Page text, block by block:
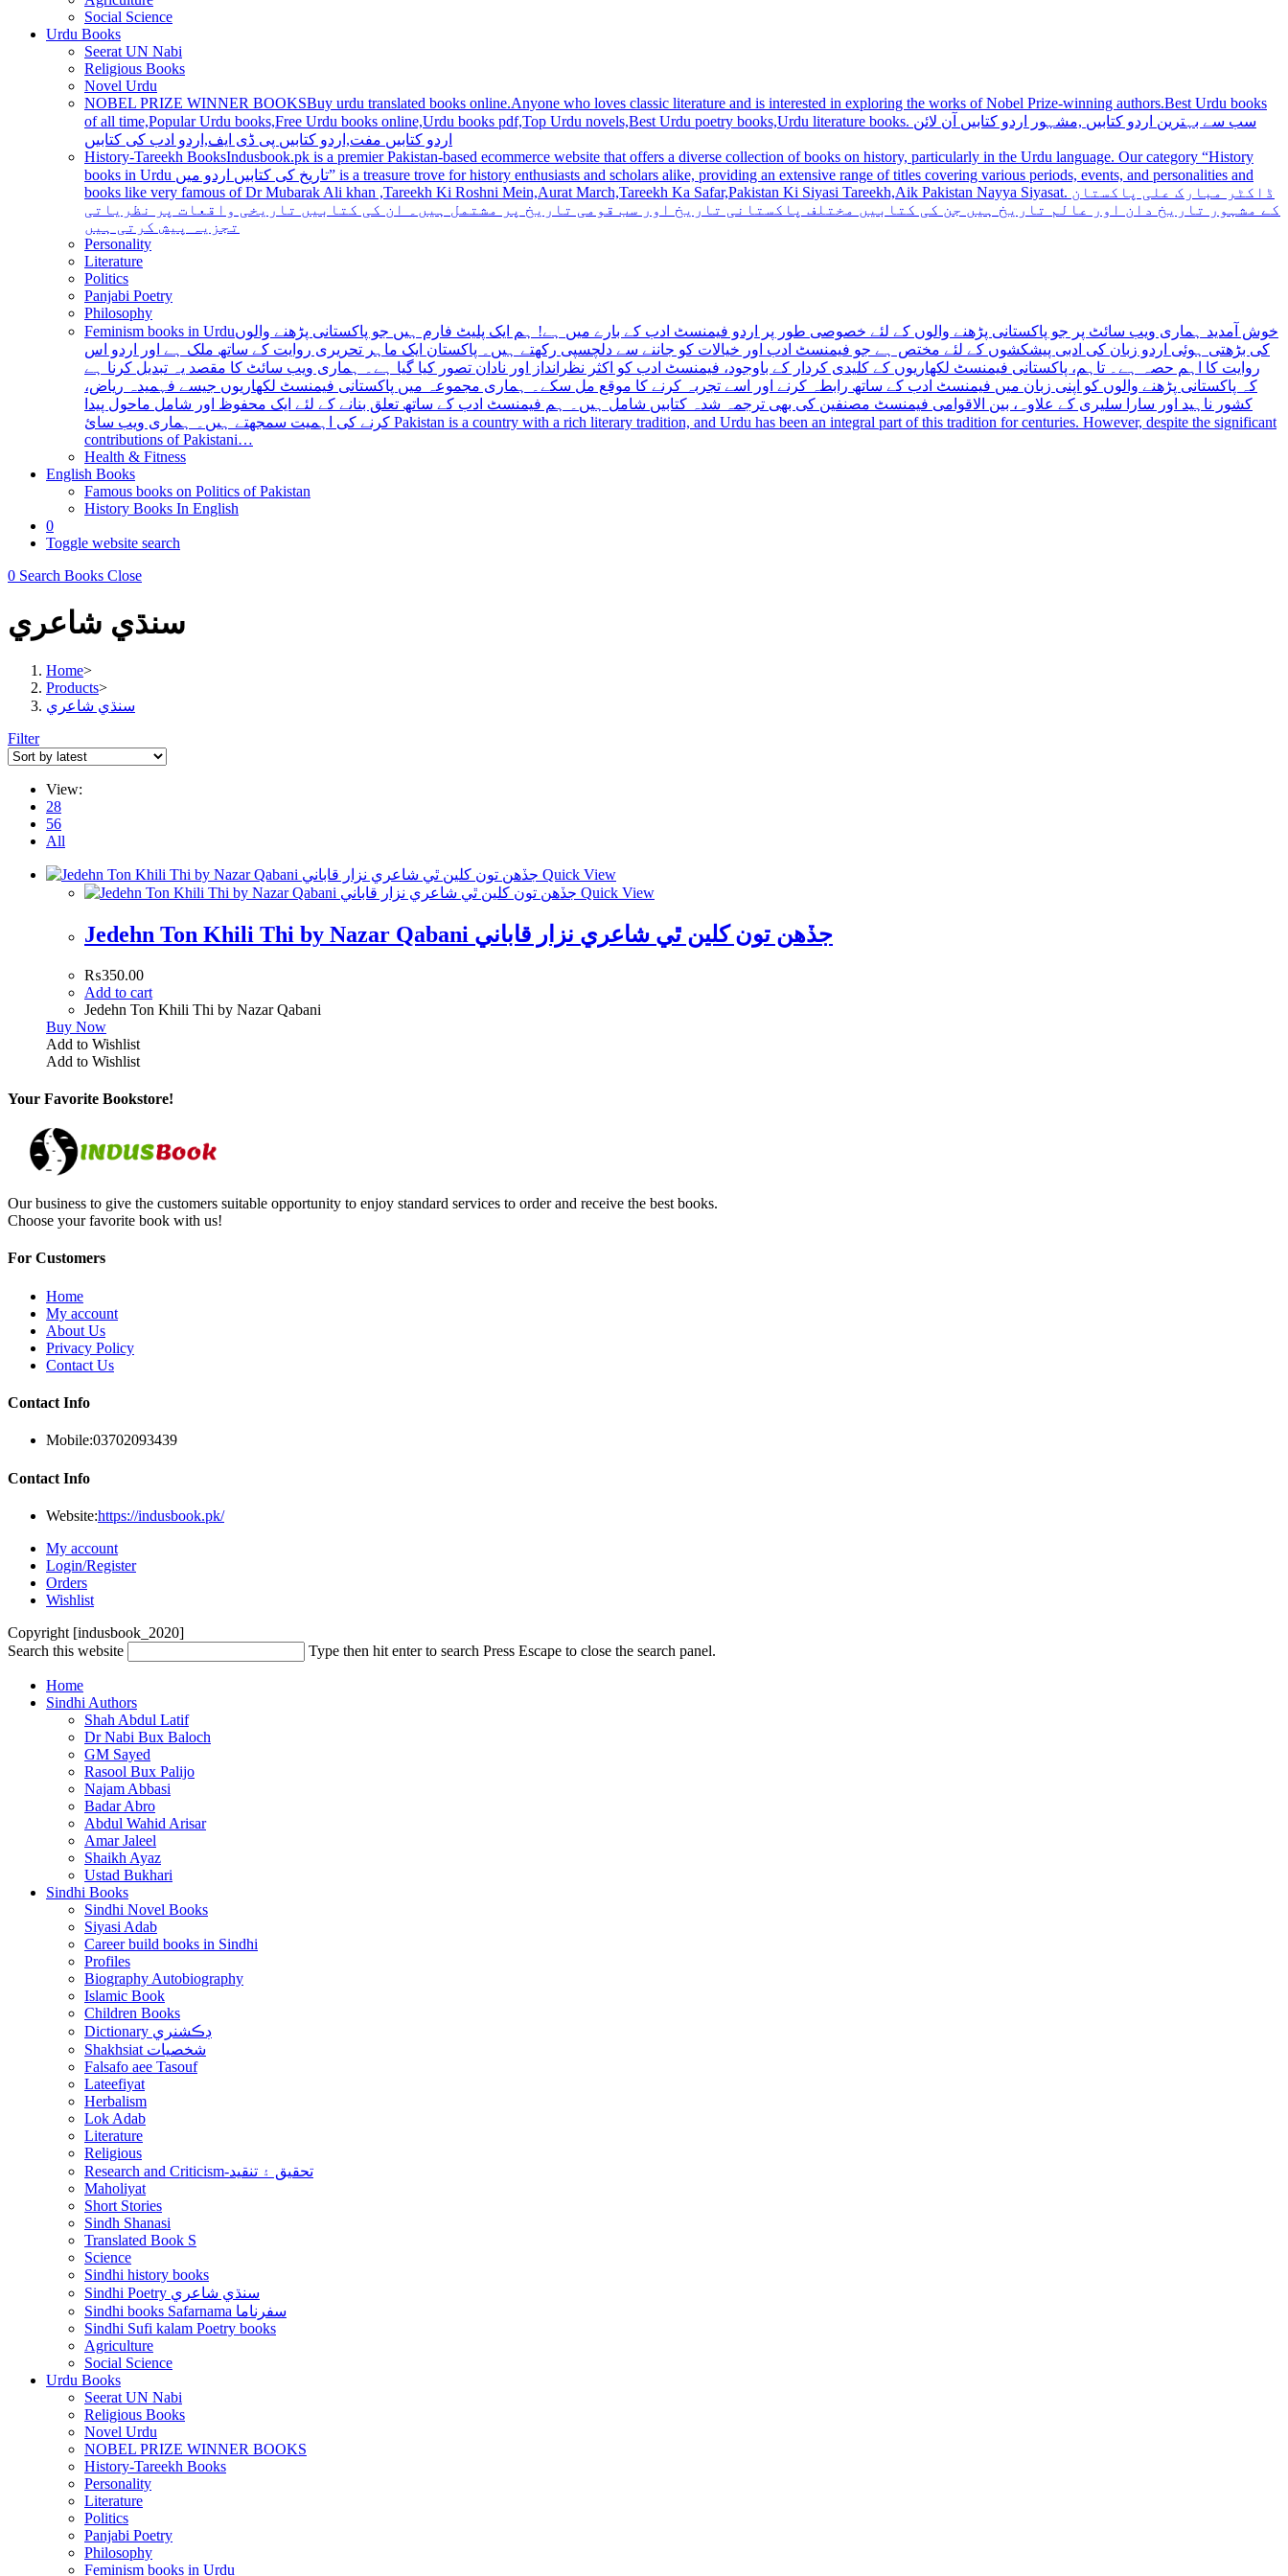
Social Science
Urdu Books
Seerat UN Nabi
Religious Books
Novel Urdu
NOBEL PRIZE WINNER BOOKSBuy urdu translated books online.Anyone who loves classic literature and is interested in exploring the works of Nobel Prize-winning authors.Best Urdu books
of all time,Popular Urdu books,Free Urdu books online,Urdu books pdf,Top Urdu novels,Best Urdu poetry books,Urdu literature books. سب سے بہترین اردو کتابیں ,مشہور اردو کتابیں آن لائن
اردو کتابیں مفت,اردو کتابیں پی ڈی ایف,اردو ادب کی کتابیں
History-Tareekh BooksIndusbook.pk is a premier Pakistan-based ecommerce website that offers a diverse collection of books on history, particularly in the Urdu language. Our category “History
books in Urdu تاریخ کی کتابیں اردو میں” is a treasure trove for history enthusiasts and scholars alike, providing an extensive range of titles covering various periods, events, and personalities and
books like very famous of Dr Mubarak Ali khan ,Tareekh Ki Roshni Mein,Aurat March,Tareekh Ka Safar,Pakistan Ki Siyasi Tareekh,Aik Pakistan Nayya Siyasat. ڈاکٹر مبارک علی پاکستان
کے مشہور تاریخ دان اور عالم تاریخ ہیں جن کی کتابیں مختلف پاکستانی تاریخ اور سب قومی تاریخ پر مشتمل ہیں۔ ان کی کتابیں تاریخی واقعات پر نظریاتی
تجزیہ پیش کرتی ہیں
Personality
Literature
Politics
Panjabi Poetry
Philosophy
Feminism books in Urduخوش آمدید ہماری ویب سائٹ پر جو پاکستانی پڑھنے والوں کے لئے خصوصی طور پر اردو فیمنسٹ ادب کے بارے میں ہے! ہم ایک پلیٹ فارم ہیں جو پاکستانی پڑھنے والوں
کی بڑھتی ہوئی اردو زبان کی ادبی پیشکشوں کے لئے مختص ہے جو فیمنسٹ ادب اور خیالات کو جاننے سے دلچسپی رکھتے ہیں۔ پاکستان ایک ماہر تحریری روایت کے ساتھ ملک ہے اور اردو اس
روایت کا اہم حصہ ہے۔ تاہم، پاکستانی فیمنسٹ لکھاریوں کے کلیدی کردار کے باوجود، فیمنسٹ ادب کو اکثر نظرانداز اور نادان تصور کیا گیا ہے۔ ہماری ویب سائٹ کا مقصد یہ تبدیل کرنا ہے
کہ پاکستانی پڑھنے والوں کو اپنی زبان میں فیمنسٹ ادب کے ساتھ رابطہ کرنے اور اسے تجربہ کرنے کا موقع مل سکے۔ ہماری مجموعہ میں پاکستانی فیمنسٹ لکھاریوں جیسے فہمیدہ ریاض،
کشور ناہید اور سارا سلیری کے علاوہ، بین الاقوامی فیمنسٹ مصنفین کی بھی ترجمہ شدہ کتابیں شامل ہیں۔ ہم فیمنسٹ ادب کے ساتھ تعلق بنانے کے لئے ایک محفوظ اور شامل ماحول پیدا
کرنے کی اہمیت سمجھتے ہیں۔ ہماری ویب سائ Pakistan is a country with a rich literary tradition, and Urdu has been an integral part of this tradition for centuries. However, despite the significant
contributions of Pakistani…
Health & Fitness
English Books
Famous books on Politics of Pakistan
History Books In English
0
Toggle website search
0 Search Books Close
سنڌي شاعري
Home>
Products>
سنڌي شاعري
Filter
View:
28
56
All
Quick View
Quick View
Jedehn Ton Khili Thi by Nazar Qabani جڏھن تون کلين ٿي شاعري نزار قاباني
₨350.00
Add to cart
Jedehn Ton Khili Thi by Nazar Qabani
Buy Now
Add to Wishlist
Add to Wishlist
Your Favorite Bookstore!
Our business to give the customers suitable opportunity to enjoy standard services to order and receive the best books.
Choose your favorite book with us!
For Customers
Home
My account
About Us
Privacy Policy
Contact Us
Contact Info
Mobile:03702093439
Contact Info
Website:https://indusbook.pk/
My account
Login/Register
Orders
Wishlist
Copyright [indusbook_2020]
Search this website
Type then hit enter to search Press Escape to close the search panel.
Home
Sindhi Authors
Shah Abdul Latif
Dr Nabi Bux Baloch
GM Sayed
Rasool Bux Palijo
Najam Abbasi
Badar Abro
Abdul Wahid Arisar
Amar Jaleel
Shaikh Ayaz
Ustad Bukhari
Sindhi Books
Sindhi Novel Books
Siyasi Adab
Career build books in Sindhi
Profiles
Biography Autobiography
Islamic Book
Children Books
Dictionary ڊڪشنري
Shakhsiat شخصيات
Falsafo aee Tasouf
Lateefiyat
Herbalism
Lok Adab
Literature
Religious
Research and Criticism-تحقيق ۽ تنقيد
Maholiyat
Short Stories
Sindh Shanasi
Translated Book S
Science
Sindhi history books
Sindhi Poetry سنڌي شاعري
Sindhi books Safarnama سفرناما
Sindhi Sufi kalam Poetry books
Agriculture
Social Science
Urdu Books
Seerat UN Nabi
Religious Books
Novel Urdu
NOBEL PRIZE WINNER BOOKS
History-Tareekh Books
Personality
Literature
Politics
Panjabi Poetry
Philosophy
Feminism books in Urdu